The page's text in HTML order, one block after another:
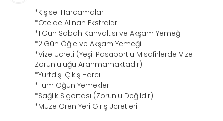
*Kişisel Harcamalar
*Otelde Alınan Ekstralar
*1.Gün Sabah Kahvaltısı ve Akşam Yemeği
*2.Gün Öğle ve Akşam Yemeği
*Vize Ücreti (Yeşil Pasaportlu Misafirlerde Vize
Zorunluluğu Aranmamaktadır)
*Yurtdışı Çıkış Harcı
*Tüm Öğün Yemekler
*Sağlık Sigortası (Zorunlu Değildir)
*Müze Ören Yeri Giriş Ücretleri